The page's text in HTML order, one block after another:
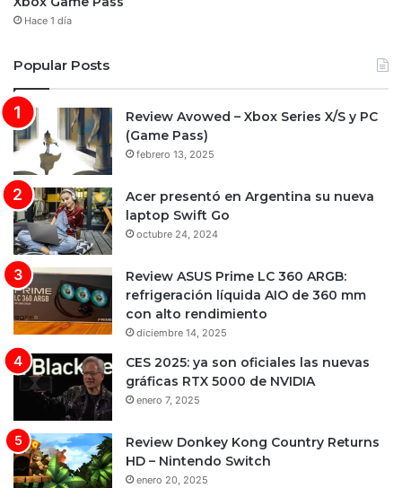
Hace 1 día
Popular Posts
Review Avowed – Xbox Series X/S y PC
(Game Pass)
febrero 13, 2025
Acer presentó en Argentina su nueva
laptop Swift Go
octubre 24, 2024
Review ASUS Prime LC 360 ARGB:
refrigeración líquida AIO de 360 mm
con alto rendimiento
diciembre 14, 2025
CES 2025: ya son oficiales las nuevas
gráficas RTX 5000 de NVIDIA
enero 7, 2025
Review Donkey Kong Country Returns
HD – Nintendo Switch
enero 20, 2025